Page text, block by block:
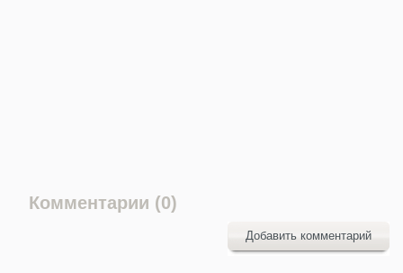
Комментарии (0)
Добавить комментарий